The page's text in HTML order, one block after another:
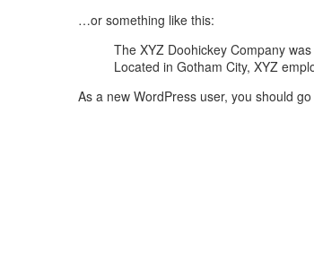
…or something like this:
The XYZ Doohickey Company
Located in Gotham City, XYZ
As a new WordPress user, you should go